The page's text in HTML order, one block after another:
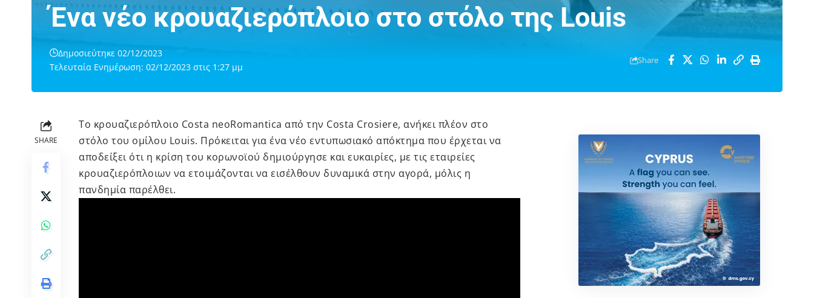
Ένα νέο κρουαζιερόπλοιο στο στόλο της Louis
Τελευταία Ενημέρωση: 02/12/2023 στις 1:27 μμ
Δημοσιεύτηκε 02/12/2023
Share
SHARE
Το κρουαζιερόπλοιο Costa neoRomantica από την Costa Crosiere, ανήκει πλέον στο
στόλο του ομίλου Louis. Πρόκειται για ένα νέο εντυπωσιακό απόκτημα που έρχεται να
αποδείξει ότι η κρίση του κορωνοϊού δημιούργησε και ευκαιρίες, με τις εταιρείες
κρουαζιερόπλοιων να ετοιμάζονται να εισέλθουν δυναμικά στην αγορά, μόλις η
πανδημία παρέλθει.